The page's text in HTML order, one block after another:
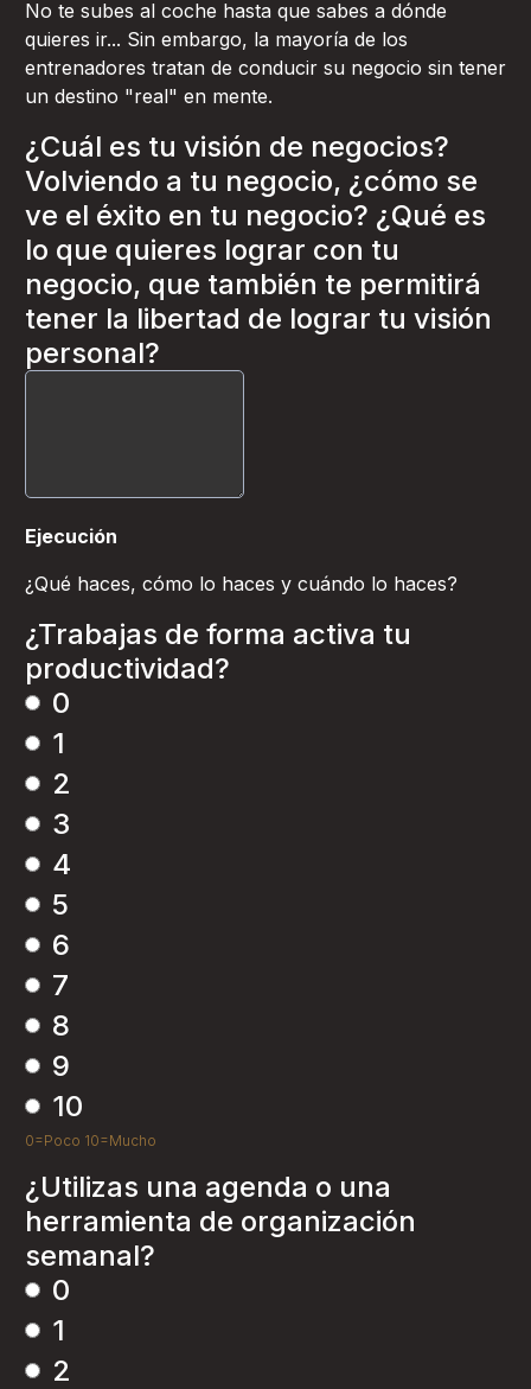
No te subes al coche hasta que sabes a dónde
quieres ir... Sin embargo, la mayoría de los
entrenadores tratan de conducir su negocio sin tener
un destino "real" en mente.
¿Cuál es tu visión de negocios?
Volviendo a tu negocio, ¿cómo se
ve el éxito en tu negocio? ¿Qué es
lo que quieres lograr con tu
negocio, que también te permitirá
tener la libertad de lograr tu visión
personal?
Ejecución
¿Qué haces, cómo lo haces y cuándo lo haces?
¿Trabajas de forma activa tu
productividad?
0
1
2
3
4
5
6
7
8
9
10
0=Poco 10=Mucho
¿Utilizas una agenda o una
herramienta de organización
semanal?
0
1
2